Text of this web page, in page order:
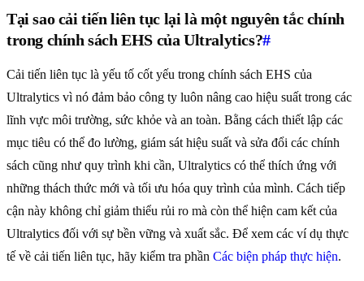
Tại sao cải tiến liên tục lại là một nguyên tắc chính
trong chính sách EHS của Ultralytics?#
Cải tiến liên tục là yếu tố cốt yếu trong chính sách EHS của
Ultralytics vì nó đảm bảo công ty luôn nâng cao hiệu suất trong các
lĩnh vực môi trường, sức khỏe và an toàn. Bằng cách thiết lập các
mục tiêu có thể đo lường, giám sát hiệu suất và sửa đổi các chính
sách cũng như quy trình khi cần, Ultralytics có thể thích ứng với
những thách thức mới và tối ưu hóa quy trình của mình. Cách tiếp
cận này không chỉ giảm thiểu rủi ro mà còn thể hiện cam kết của
Ultralytics đối với sự bền vững và xuất sắc. Để xem các ví dụ thực
tế về cải tiến liên tục, hãy kiểm tra phần Các biện pháp thực hiện.